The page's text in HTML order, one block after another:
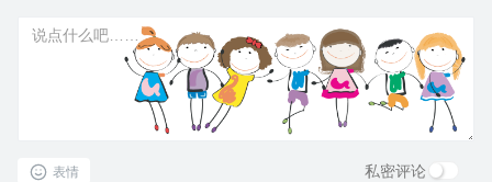
表情 私密评论